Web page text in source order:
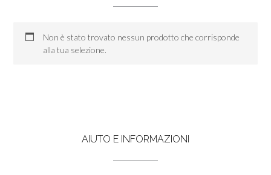
Non è stato trovato nessun prodotto che corrisponde
alla tua selezione.
AIUTO E INFORMAZIONI